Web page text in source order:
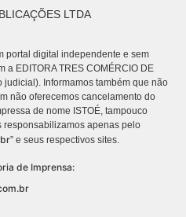
LTDA
portal digital independente e sem
a EDITORA TRES COMÉRCIO DE
judicial). Informamos também que não
não oferecemos cancelamento do
de nome ISTOÉ, tampouco
responsabilizamos apenas pelo
” e seus respectivos sites.
de Imprensa: